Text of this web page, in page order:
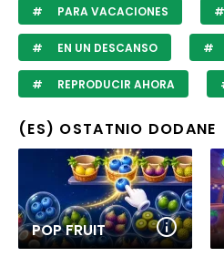
PARA VACACIONES
EN UN DESCANSO
REPRODUCIR AHORA
(ES) OSTATNIO DODANE
POP FRUIT